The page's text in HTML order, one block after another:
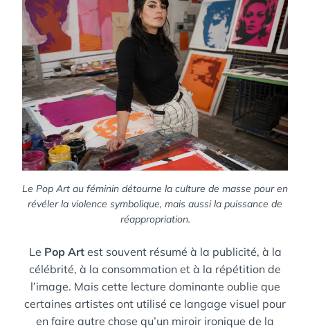
Le Pop Art au féminin détourne la culture de masse pour en
révéler la violence symbolique, mais aussi la puissance de
réappropriation.
Le Pop Artest souvent résumé à la publicité, à la
célébrité, à la consommation et à la répétition de
l’image. Mais cette lecture dominante oublie que
certaines artistes ont utilisé ce langage visuel pour
en faire autre chose qu’un miroir ironique de la